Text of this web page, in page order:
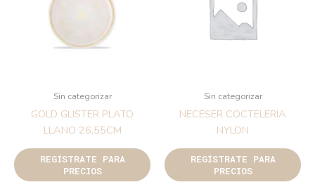
Sin categorizar
GOLD GLISTER PLATO
LLANO 26,55CM
REGÍSTRATE PARA
PRECIOS
Sin categorizar
NECESER COCTELERIA
NYLON
REGÍSTRATE PARA
PRECIOS